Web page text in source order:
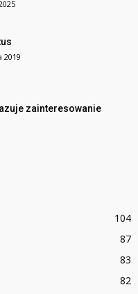
2019
zainteresowanie
104
87
83
82